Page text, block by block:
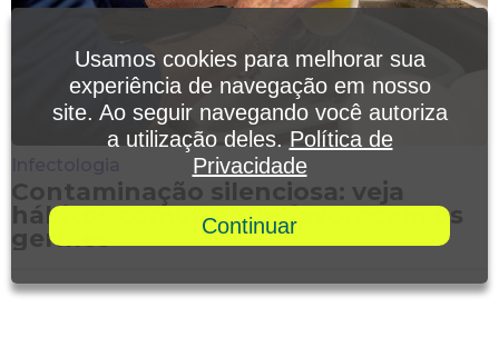
Contaminação silenciosa: veja
hábitos comuns que favorecem os
germes
Usamos cookies para melhorar sua
experiência de navegação em nosso
site. Ao seguir navegando você autoriza
a utilização deles. Política de
Privacidade
Continuar